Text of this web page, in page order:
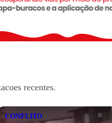
recentes.
CONFLITO